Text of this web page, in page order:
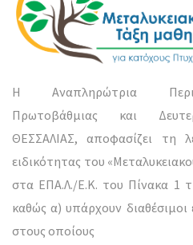
Η Αναπληρώτρια
Πρωτοβάθμιας και
ΘΕΣΣΑΛΙΑΣ, αποφασίζει τη
ειδικότητας του
στα ΕΠΑ.Λ./Ε.Κ. του Πίνακα 1
καθώς α) υπάρχουν διαθέσιμοι
στους οποίους